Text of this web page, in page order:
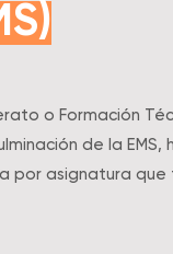
o Formación
de la EMS,
por asignatura